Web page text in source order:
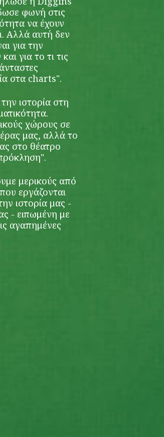
φωνή στις
να έχουν
Αλλά αυτή δεν
για την
για το τι τις
στα charts".
ιστορία στη
χώρους σε
μας, αλλά το
στο θέατρο
μερικούς από
εργάζονται
ιστορία μας -
- ειπωμένη με
αγαπημένες